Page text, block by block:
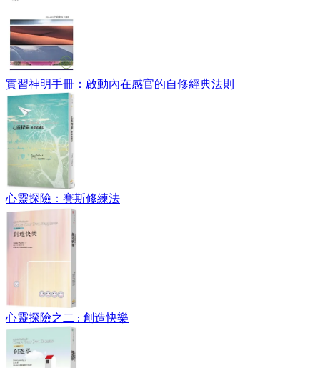
實習神明手冊：啟動內在感官的自修經典法則
心靈探險：賽斯修練法
心靈探險之二 : 創造快樂